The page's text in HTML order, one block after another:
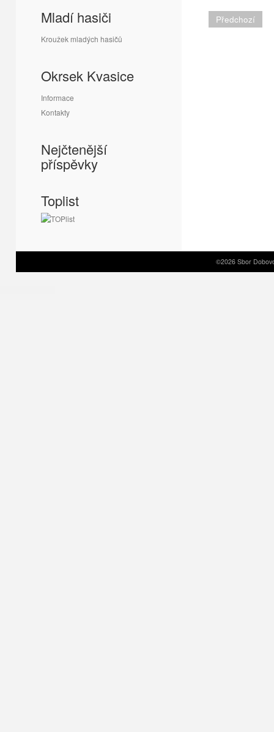
Mladí hasiči
Kroužek mladých hasičů
Okrsek Kvasice
Informace
Kontakty
Nejčtenější
příspěvky
Toplist
Předchozí
©2026 Sbor